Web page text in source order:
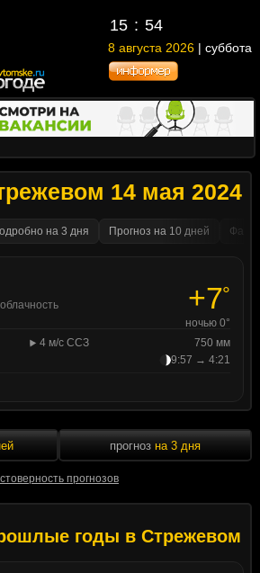
15 : 54
8 августа 2026 | суббота
14 мая 2024
на 3 дня Прогноз на 10 дней
+7°
ночью 0°
4 м/с ССЗ
750 мм
9:57 → 4:21
прогнозов
прогноз на 3 дня
годы в Стрежевом